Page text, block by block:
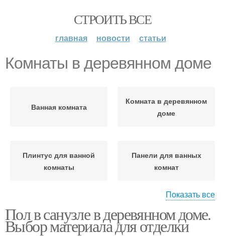
СТРОИТЬ ВСЕ
главная новости статьи
Комнаты в деревянном доме
Ванная комната
Комната в деревянном
доме
Плинтус для ванной
комнаты
Панели для ванных
комнат
комнаты
Комната кроме плитки
Показать все
Пол в санузле в деревянном доме.
Выбор материала для отделки